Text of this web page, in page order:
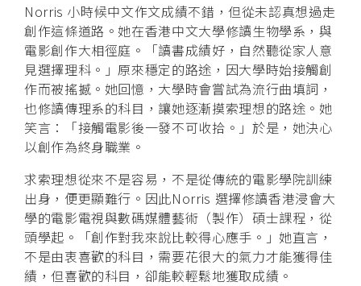
Norris 小時候中文作文成績不錯，但從未認真想過走
創作這條道路。她在香港中文大學修讀生物學系，與
電影創作大相徑庭。「讀書成績好，自然聽從家人意
見選擇理科。」原來穩定的路途，因大學時始接觸創
作而被搖撼。她回憶，大學時會嘗試為流行曲填詞，
也修讀傳理系的科目，讓她逐漸摸索理想的路途。她
笑言：「接觸電影後一發不可收拾。」於是，她決心
以創作為終身職業。
求索理想從來不是容易，不是從傳統的電影學院訓練
出身，便更顯難行。因此Norris 選擇修讀香港浸會大
學的電影電視與數碼媒體藝術（製作）碩士課程，從
頭學起。「創作對我來說比較得心應手。」她直言，
不是由衷喜歡的科目，需要花很大的氣力才能獲得佳
績，但喜歡的科目，卻能較輕鬆地獲取成績。